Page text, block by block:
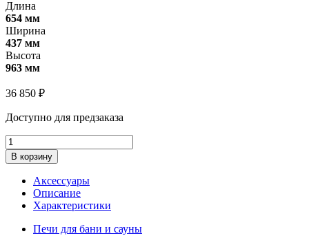
Длина
654 мм
Ширина
437 мм
Высота
963 мм
36 850 ₽
Доступно для предзаказа
Печь
банная
Олимп
куб.м
(чугунная
В корзину
Аксессуары
Описание
Характеристики
Печи для бани и сауны